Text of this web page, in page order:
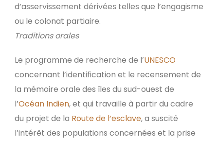
d’asservissement dérivées telles que l’engagisme
ou le colonat partiaire.
Traditions orales
Le programme de recherche de l’UNESCO
concernant l’identification et le recensement de
la mémoire orale des îles du sud-ouest de
l’Océan Indien, et qui travaille à partir du cadre
du projet de la Route de l’esclave, a suscité
l’intérêt des populations concernées et la prise